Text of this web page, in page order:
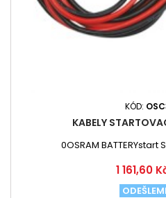
KÓD:
KABELY
0OSRAM BATTERYstart
Cena
1 161,60